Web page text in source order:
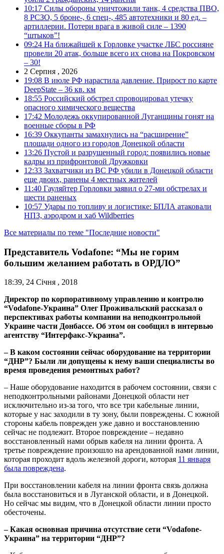
10:17 Силы обороны уничтожили танк, 4 средства ПВО,
8 РСЗО, 5 броне-, 6 спец-, 485 автотехники и 80 ед. –
артиллерии. Потери врага в живой силе – 1390
“штыков”!
09:24 На ближайшей к Горловке участке ЛБС россияне
провели 20 атак, больше всего их снова на Покровском
– 30!
2 Серпня , 2026
19:08 В июле РФ нарастила давление. Прирост по карте
DeepState – 36 кв. км
18:55 Российский обстрел спровоцировал утечку
опасного химического вещества
17:42 Молодежь оккупированной Луганщины гонят на
военные сборы в РФ
16:39 Оккупанты замахнулись на “расширение”
площади одного из городов Донецкой области
13:26 Пустой и разрушенный город: появились новые
кадры из прифронтовой Дружковки
12:33 Захватчики из ВС РФ убили в Донецкой области
еще двоих, ранены 4 местных жителей
11:40 Гауляйтер Горловки заявил о 27-ми обстрелах и
шести раненых
10:57 Удары по топливу и логистике: БПЛА атаковали
НПЗ, аэродром и хаб Wildberries
Все материалы по теме "Последние новости"
Представитель Vodafone: “Мы не горим
большим желанием работать в ОРДЛО”
18:39, 24 Січня , 2018
Директор по корпоративному управлению и контролю
“Vodafone-Украина” Олег Проживальский рассказал о
перспективах работы компании на неподконтрольной
Украине части Донбассе. Об этом он сообщил в интервью
агентству “Интерфакс-Украина”.
– В каком состоянии сейчас оборудование на территории
“ДНР”? Были ли допущены к нему ваши специалисты во
время проведения ремонтных работ?
– Наше оборудование находится в рабочем состоянии, связи с
неподконтрольными районами Донецкой области нет
исключительно из-за того, что все три кабельные линии,
которые у нас заходили в ту зону, были повреждены. С южной
стороны кабель поврежден уже давно и восстановлению
сейчас не подлежит. Второе повреждение – недавно
восстановленный нами обрыв кабеля на линии фронта. А
третье повреждение произошло на арендованной нами линии,
которая проходит вдоль железной дороги, которая 11 января
была повреждена.
При восстановлении кабеля на линии фронта связь должна
была восстановиться и в Луганской области, и в Донецкой.
Но сейчас мы видим, что в Донецкой области линии просто
обесточены.
– Какая основная причина отсутствие сети “Vodafone-
Украина” на территории “ДНР”?